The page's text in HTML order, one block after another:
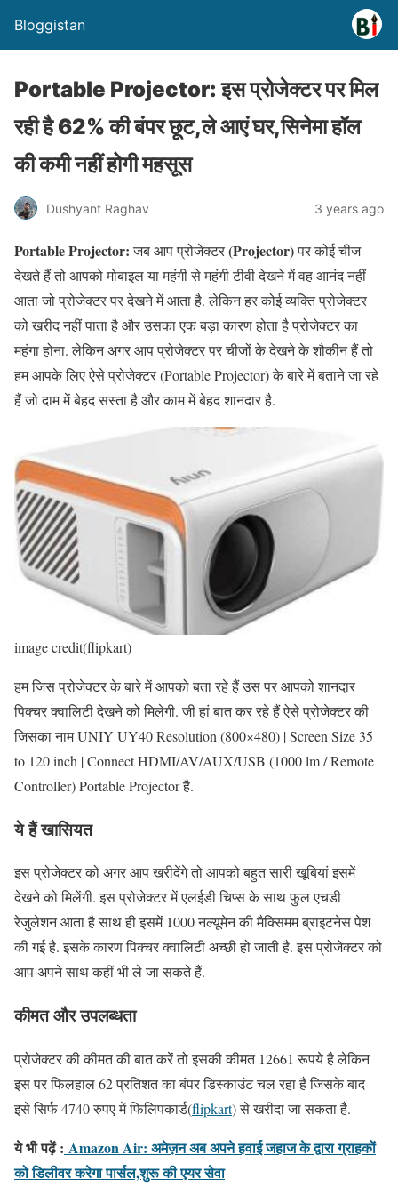
Bloggistan
Portable Projector: इस प्रोजेक्टर पर मिल
रही है 62% की बंपर छूट,ले आएं घर,सिनेमा हॉल
की कमी नहीं होगी महसूस
Dushyant Raghav 3 years ago
Portable Projector:जब आप प्रोजेक्टर(Projector)पर कोई चीज
देखते हैं तो आपको मोबाइल या महंगी से महंगी टीवी देखने में वह आनंद नहीं
आता जो प्रोजेक्टर पर देखने में आता है. लेकिन हर कोई व्यक्ति प्रोजेक्टर
को खरीद नहीं पाता है और उसका एक बड़ा कारण होता है प्रोजेक्टर का
महंगा होना. लेकिन अगर आप प्रोजेक्टर पर चीजों के देखने के शौकीन हैं तो
हम आपके लिए ऐसे प्रोजेक्टर (Portable Projector) के बारे में बताने जा रहे
हैं जो दाम में बेहद सस्ता है और काम में बेहद शानदार है.
image credit(flipkart)
हम जिस प्रोजेक्टर के बारे में आपको बता रहे हैं उस पर आपको शानदार
पिक्चर क्वालिटी देखने को मिलेगी. जी हां बात कर रहे हैं ऐसे प्रोजेक्टर की
जिसका नाम UNIY UY40 Resolution (800×480) | Screen Size 35
to 120 inch | Connect HDMI/AV/AUX/USB (1000 lm / Remote
Controller) Portable Projector है.
ये हैं खासियत
इस प्रोजेक्टर को अगर आप खरीदेंगे तो आपको बहुत सारी खूबियां इसमें
देखने को मिलेंगी. इस प्रोजेक्टर में एलईडी चिप्स के साथ फुल एचडी
रेजुलेशन आता है साथ ही इसमें 1000 नल्यूमेन की मैक्सिमम ब्राइटनेस पेश
की गई है. इसके कारण पिक्चर क्वालिटी अच्छी हो जाती है. इस प्रोजेक्टर को
आप अपने साथ कहीं भी ले जा सकते हैं.
कीमत और उपलब्धता
प्रोजेक्टर की कीमत की बात करें तो इसकी कीमत 12661 रूपये है लेकिन
इस पर फिलहाल 62 प्रतिशत का बंपर डिस्काउंट चल रहा है जिसके बाद
इसे सिर्फ 4740 रुपए में फिलिपकार्ड(flipkart) से खरीदा जा सकता है.
ये भी पढ़ें : Amazon Air: अमेज़न अब अपने हवाई जहाज के द्वारा ग्राहकों
को डिलीवर करेगा पार्सल,शुरू की एयर सेवा